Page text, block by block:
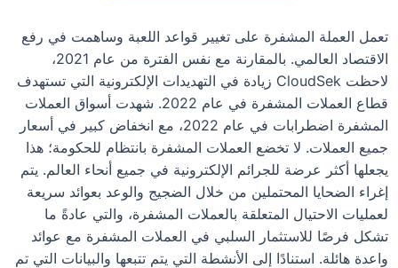
تعمل العملة المشفرة على تغيير قواعد اللعبة وساهمت في رفع
الاقتصاد العالمي. بالمقارنة مع نفس الفترة من عام 2021،
لاحظت CloudSek زيادة في التهديدات الإلكترونية التي تستهدف
قطاع العملات المشفرة في عام 2022. شهدت أسواق العملات
المشفرة اضطرابات في عام 2022، مع انخفاض كبير في أسعار
جميع العملات. لا تخضع العملات المشفرة بانتظام للحكومة؛ هذا
يجعلها أكثر عرضة للجرائم الإلكترونية في جميع أنحاء العالم. يتم
إغراء الضحايا المحتملين من خلال الضجيج والوعد بعوائد سريعة
لعمليات الاحتيال المتعلقة بالعملات المشفرة، والتي عادةً ما
تشكل فرصًا للاستثمار السلبي في العملات المشفرة مع عوائد
واعدة هائلة. استنادًا إلى الأنشطة التي يتم تتبعها والبيانات التي تم